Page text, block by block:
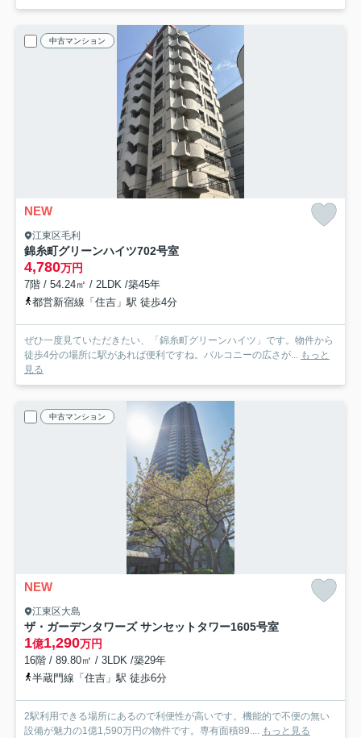
中古マンション
NEW
江東区毛利
錦糸町グリーンハイツ702号室
4,780万円
7階 / 54.24㎡ / 2LDK /築45年
都営新宿線「住吉」駅 徒歩4分
ぜひ一度見ていただきたい、「錦糸町グリーンハイツ」です。物件から
徒歩4分の場所に駅があれば便利ですね。バルコニーの広さが... もっと
見る
中古マンション
NEW
江東区大島
ザ・ガーデンタワーズ サンセットタワー1605号室
1億1,290万円
16階 / 89.80㎡ / 3LDK /築29年
半蔵門線「住吉」駅 徒歩6分
2駅利用できる場所にあるので利便性が高いです。機能的で不便の無い
設備が魅力の1億1,590万円の物件です。専有面積89.... もっと見る